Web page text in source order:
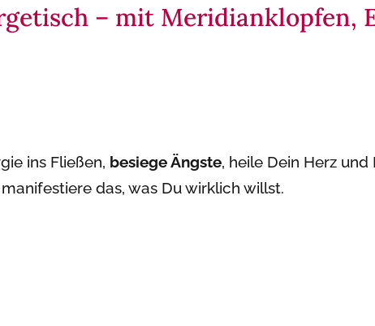
– mit Meridianklopfen,
ins Fließen, besiege Ängste, heile Dein Herz und
das, was Du wirklich willst.